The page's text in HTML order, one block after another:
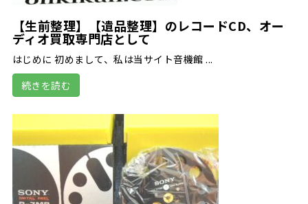
【生前整理】【遺品整理】のレコードCD、オー
ディオ買取専門店として
はじめに 初めまして、私は当サイト音機館 ...
続きを読む